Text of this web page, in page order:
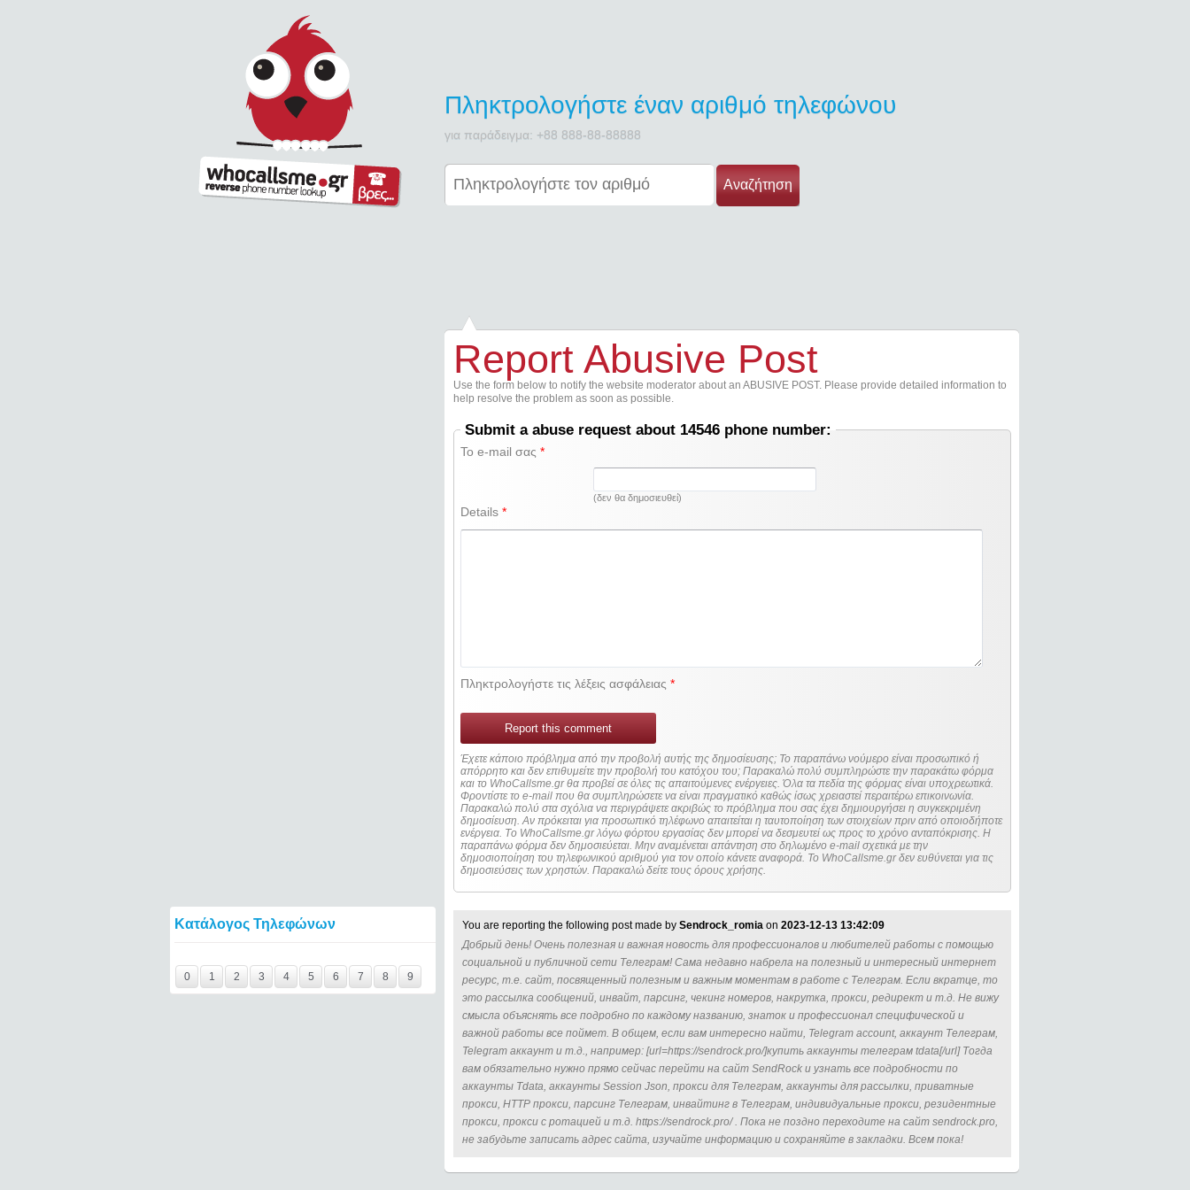
Πληκτρολογήστε έναν αριθμό τηλεφώνου
για παράδειγμα: +88 888-88-88888
Αναζήτηση
Κατάλογος Τηλεφώνων
0
1 2 3 4 5 6 7 8 9
Report Abusive Post
Use the form below to notify the website moderator about an ABUSIVE POST. Please provide detailed information to
help resolve the problem as soon as possible.
Submit a abuse request about 14546 phone number:
Το e-mail σας*
(δεν θα δημοσιευθεί)
Details*
Πληκτρολογήστε τις λέξεις ασφάλειας*
Report this comment
Έχετε κάποιο πρόβλημα από την προβολή αυτής της δημοσίευσης; Το παραπάνω νούμερο είναι προσωπικό ή
απόρρητο και δεν επιθυμείτε την προβολή του κατόχου του; Παρακαλώ πολύ συμπληρώστε την παρακάτω φόρμα
και το WhoCallsme.gr θα προβεί σε όλες τις απαιτούμενες ενέργειες. Όλα τα πεδία της φόρμας είναι υποχρεωτικά.
Φροντίστε το e-mail που θα συμπληρώσετε να είναι πραγματικό καθώς ίσως χρειαστεί περαιτέρω επικοινωνία.
Παρακαλώ πολύ στα σχόλια να περιγράψετε ακριβώς το πρόβλημα που σας έχει δημιουργήσει η συγκεκριμένη
δημοσίευση. Αν πρόκειται για προσωπικό τηλέφωνο απαιτείται η ταυτοποίηση των στοιχείων πριν από οποιοδήποτε
ενέργεια. Τo WhoCallsme.gr λόγω φόρτου εργασίας δεν μπορεί να δεσμευτεί ως προς το χρόνο ανταπόκρισης. Η
παραπάνω φόρμα δεν δημοσιεύεται. Μην αναμένεται απάντηση στο δηλωμένο e-mail σχετικά με την
δημοσιοποίηση του τηλεφωνικού αριθμού για τον οποίο κάνετε αναφορά. Το WhoCallsme.gr δεν ευθύνεται για τις
δημοσιεύσεις των χρηστών. Παρακαλώ δείτε τους όρους χρήσης.
You are reporting the following post made by Sendrock_romia on 2023-12-13 13:42:09
Добрый день! Очень полезная и важная новость для профессионалов и любителей работы с помощью
социальной и публичной сети Телеграм! Сама недавно набрела на полезный и интересный интернет
ресурс, т.е. сайт, посвященный полезным и важным моментам в работе с Телеграм. Если вкратце, то
это рассылка сообщений, инвайт, парсинг, чекинг номеров, накрутка, прокси, редирект и т.д. Не вижу
смысла объяснять все подробно по каждому названию, знаток и профессионал специфической и
важной работы все поймет. В общем, если вам интересно найти, Telegram account, аккаунт Телеграм,
Telegram аккаунт и т.д., например: [url=https://sendrock.pro/]купить аккаунты телеграм tdata[/url] Тогда
вам обязательно нужно прямо сейчас перейти на сайт SendRock и узнать все подробности по
аккаунты Tdata, аккаунты Session Json, прокси для Телеграм, аккаунты для рассылки, приватные
прокси, HTTP прокси, парсинг Телеграм, инвайтинг в Телеграм, индивидуальные прокси, резидентные
прокси, прокси с ротацией и т.д. https://sendrock.pro/ . Пока не поздно переходите на сайт sendrock.pro,
не забудьте записать адрес сайта, изучайте информацию и сохраняйте в закладки. Всем пока!